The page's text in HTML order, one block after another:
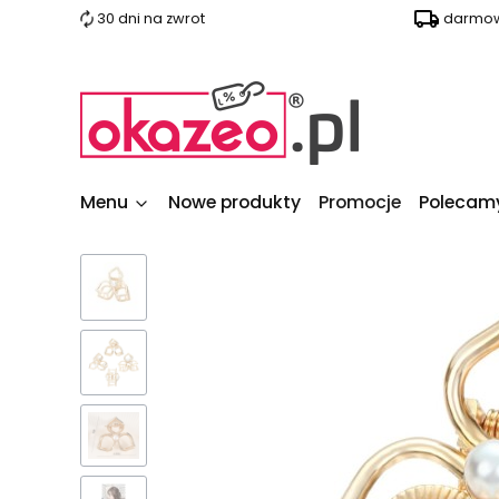
30 dni na zwrot
Menu Nowe produkty Promocje